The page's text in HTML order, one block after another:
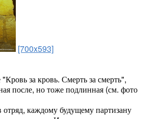
[700x593]
за кровь. Смерть за смерть",
после, но тоже подлинная (см. фото
каждому будущему партизану